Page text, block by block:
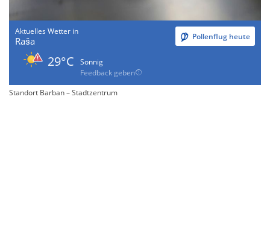
Aktuelles Wetter in
Raša Pollenflug heute
29°C
Sonnig
Feedback geben
Standort Barban – Stadtzentrum